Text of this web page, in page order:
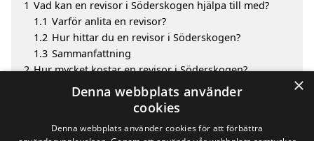
1 Vad kan en revisor i Söderskogen hjälpa till med?
1.1 Varför anlita en revisor?
1.2 Hur hittar du en revisor i Söderskogen?
1.3 Sammanfattning
2 Hur mycket kostar en revisor i Söderskogen?
Fördelar med att välja revisor i Söderskogen
Sök efter en skicklig revisor i de omkringliggande
×
Denna webbplats använder
cookies
Denna webbplats använder cookies för att förbättra